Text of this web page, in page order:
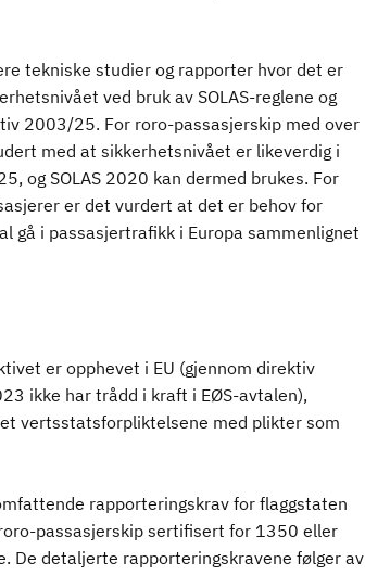
tekniske studier og rapporter hvor det er
ved bruk av SOLAS-reglene og
2003/25. For roro-passasjerskip med over
med at sikkerhetsnivået er likeverdig i
og SOLAS 2020 kan dermed brukes. For
er det vurdert at det er behov for
gå i passasjertrafikk i Europa sammenlignet
er opphevet i EU (gjennom direktiv
ikke har trådd i kraft i EØS-avtalen),
vertsstatsforpliktelsene med plikter som
rapporteringskrav for flaggstaten
passasjerskip sertifisert for 1350 eller
De detaljerte rapporteringskravene følger av